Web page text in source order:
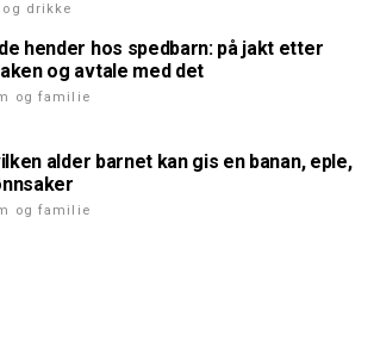
og drikke
hender hos spedbarn: på jakt etter
og avtale med det
og familie
alder barnet kan gis en banan, eple,
og familie